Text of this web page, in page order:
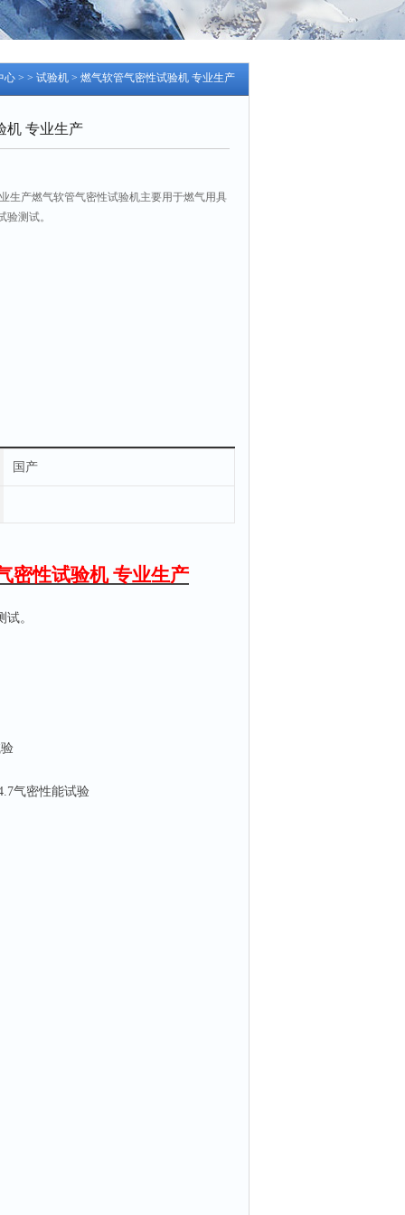
心 > > 试验机 > 燃气软管气密性试验机 专业生产
机 专业生产
生产燃气软管气密性试验机主要用于燃气用具
测试。
国产
密性试验机 专业生产
。
气密性能试验